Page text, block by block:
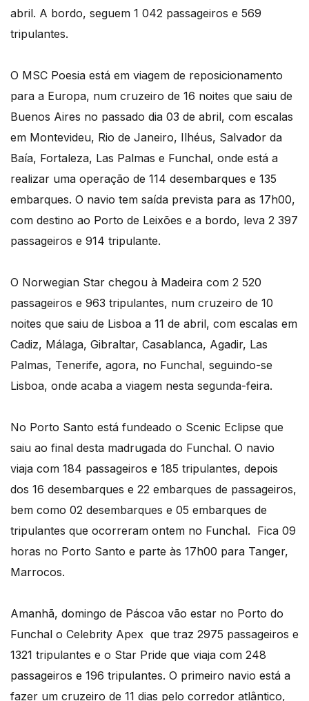
abril. A bordo, seguem 1 042 passageiros e 569
tripulantes.
O MSC Poesia está em viagem de reposicionamento
para a Europa, num cruzeiro de 16 noites que saiu de
Buenos Aires no passado dia 03 de abril, com escalas
em Montevideu, Rio de Janeiro, Ilhéus, Salvador da
Baía, Fortaleza, Las Palmas e Funchal, onde está a
realizar uma operação de 114 desembarques e 135
embarques. O navio tem saída prevista para as 17h00,
com destino ao Porto de Leixões e a bordo, leva 2 397
passageiros e 914 tripulante.
O Norwegian Star chegou à Madeira com 2 520
passageiros e 963 tripulantes, num cruzeiro de 10
noites que saiu de Lisboa a 11 de abril, com escalas em
Cadiz, Málaga, Gibraltar, Casablanca, Agadir, Las
Palmas, Tenerife, agora, no Funchal, seguindo-se
Lisboa, onde acaba a viagem nesta segunda-feira.
No Porto Santo está fundeado o Scenic Eclipse que
saiu ao final desta madrugada do Funchal. O navio
viaja com 184 passageiros e 185 tripulantes, depois
dos 16 desembarques e 22 embarques de passageiros,
bem como 02 desembarques e 05 embarques de
tripulantes que ocorreram ontem no Funchal. Fica 09
horas no Porto Santo e parte às 17h00 para Tanger,
Marrocos.
Amanhã, domingo de Páscoa vão estar no Porto do
Funchal o Celebrity Apex que traz 2975 passageiros e
1321 tripulantes e o Star Pride que viaja com 248
passageiros e 196 tripulantes. O primeiro navio está a
fazer um cruzeiro de 11 dias pelo corredor atlântico,